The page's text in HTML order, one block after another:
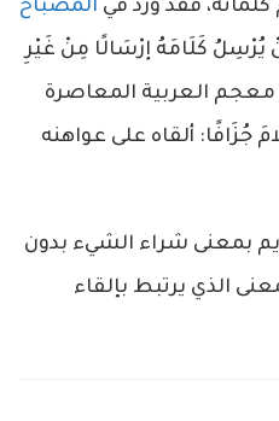
فقد ورد في المصباح
يُرْسِلُ كَلَامَهُ إرْسَالًا مِنْ غَيْرِ
معجم العربية المعاصرة
جُزَافًا: ألقاه على عواهنه
بمعنى شراء الشيء بدون
الذي يرتبط بإلقاء